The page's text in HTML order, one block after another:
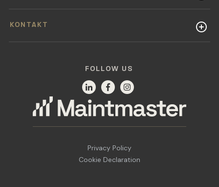
KONTAKT
FOLLOW US
Privacy Policy
Cookie Declaration